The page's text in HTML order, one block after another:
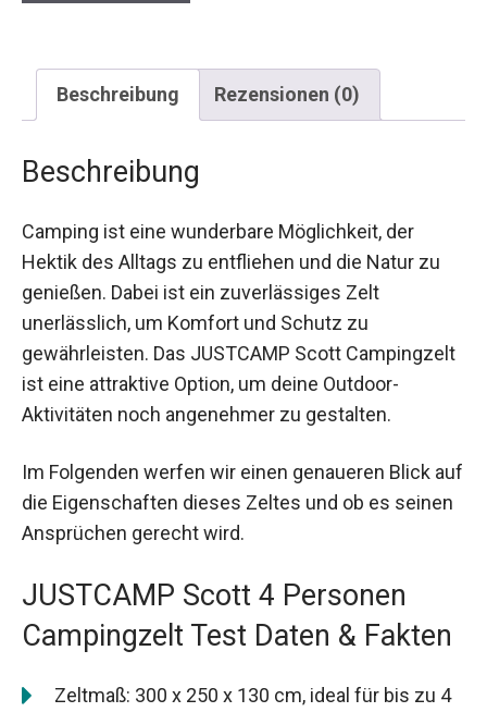
Beschreibung Rezensionen (0)
Beschreibung
Camping ist eine wunderbare Möglichkeit, der
Hektik des Alltags zu entfliehen und die Natur zu
genießen. Dabei ist ein zuverlässiges Zelt
unerlässlich, um Komfort und Schutz zu
gewährleisten. Das JUSTCAMP Scott Campingzelt
ist eine attraktive Option, um deine Outdoor-
Aktivitäten noch angenehmer zu gestalten.
Im Folgenden werfen wir einen genaueren Blick auf
die Eigenschaften dieses Zeltes und ob es seinen
Ansprüchen gerecht wird.
JUSTCAMP Scott 4 Personen
Campingzelt Test Daten & Fakten
Zeltmaß: 300 x 250 x 130 cm, ideal für bis zu 4